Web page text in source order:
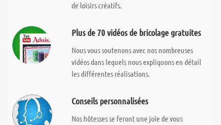
de loisirs créatifs.
Plus de 70 vidéos de bricolage gratuites
Nous vous soutenons avec nos nombreuses
vidéos dans lequels nous expliquons en détail
les différentes réalisations.
Conseils personnalisées
Nos hôtesses se feront une joie de vous